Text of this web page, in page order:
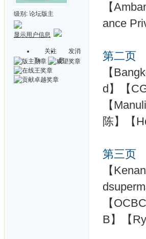
级别: 论坛版主
显示用户信息
关注
Ta
发消
息
【
ance
第二页
【
d】【
【
陈】【
第三页
【
【
B】【